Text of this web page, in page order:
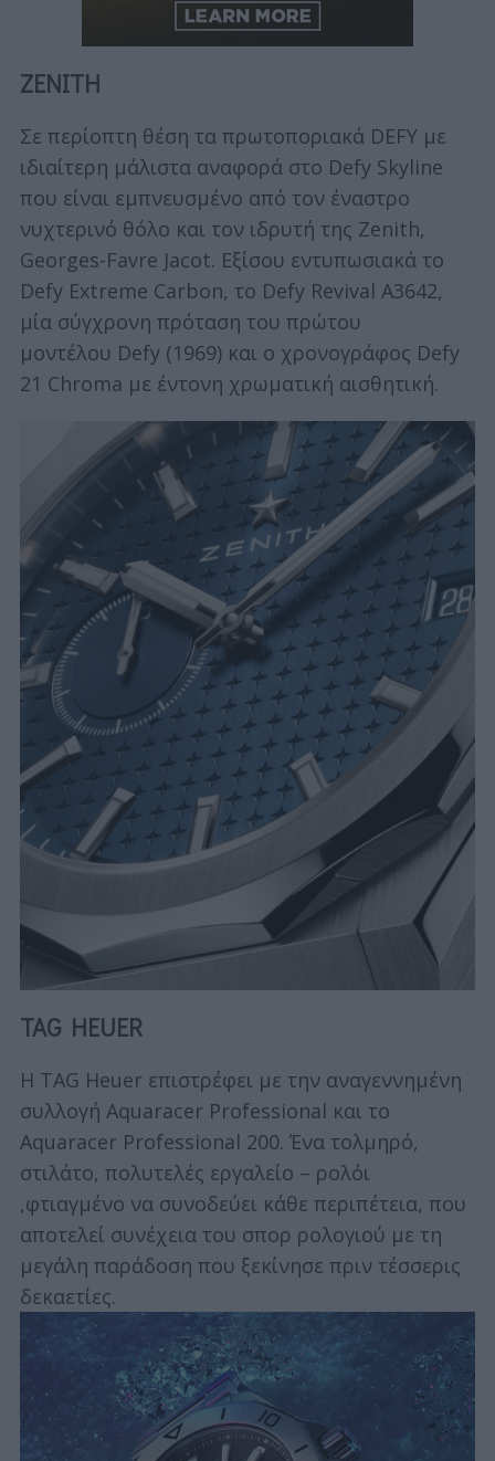
ΖΕΝΙΤΗ
Σε περίοπτη θέση τα πρωτοποριακά DEFY με
ιδιαίτερη μάλιστα αναφορά στο Defy Skyline
που είναι εμπνευσμένο από τον έναστρο
νυχτερινό θόλο και τον ιδρυτή της Zenith,
Georges-Favre Jacot. Εξίσου εντυπωσιακά το
Defy Extreme Carbon, το Defy Revival A3642,
μία σύγχρονη πρόταση του πρώτου
μοντέλου Defy (1969) και ο χρονογράφος Defy
21 Chroma με έντονη χρωματική αισθητική.
TAG HEUER
H TAG Heuer επιστρέφει με την αναγεννημένη
συλλογή Aquaracer Professional και το
Aquaracer Professional 200. Ένα τολμηρό,
στιλάτο, πολυτελές εργαλείο – ρολόι
,φτιαγμένο να συνοδεύει κάθε περιπέτεια, που
αποτελεί συνέχεια του σπορ ρολογιού με τη
μεγάλη παράδοση που ξεκίνησε πριν τέσσερις
δεκαετίες.
S
e
a
r
h
o
r